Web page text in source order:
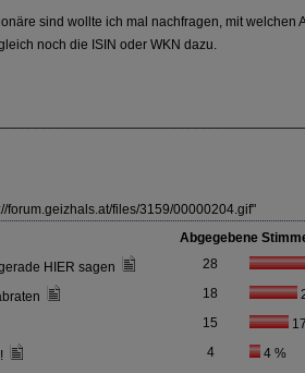
sind wollte ich mal nachfragen, mit welchen
noch die ISIN oder WKN dazu.
forum.geizhals.at/files/3159/00000204.gif"
Abgegebene
HIER sagen
28
18
15
4 4 %